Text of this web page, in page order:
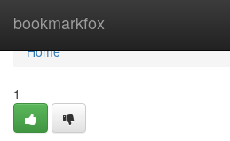
bookmarkfox
Home
Home
1